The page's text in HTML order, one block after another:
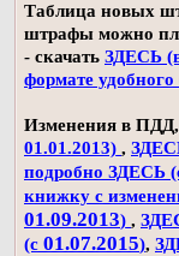
Таблица новых
штрафы можно
- скачать ЗДЕСЬ
формате удобного
Изменения в ПДД,
01.01.2013) ,
подробно ЗДЕСЬ
книжку с
01.09.2013) ,
(с 01.07.2015),